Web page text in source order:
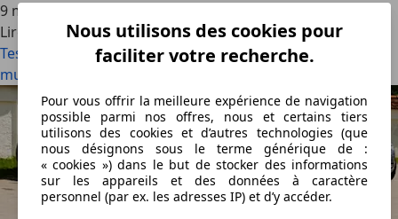
9 min lus
Lire la suite
Test comparatif: Honda Jazz vs. Kia Soul – En avant la
musique !
Nous utilisons des cookies pour
faciliter votre recherche.
Pour vous offrir la meilleure expérience de navigation
possible parmi nos offres, nous et certains tiers
utilisons des cookies et d’autres technologies (que
nous désignons sous le terme générique de :
« cookies ») dans le but de stocker des informations
sur les appareils et des données à caractère
personnel (par ex. les adresses IP) et d’y accéder.